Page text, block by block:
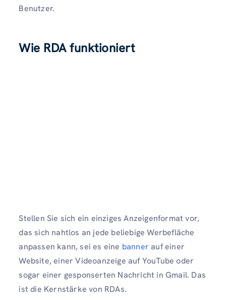
Benutzer.
Wie RDA funktioniert
Stellen Sie sich ein einziges Anzeigenformat vor,
das sich nahtlos an jede beliebige Werbefläche
anpassen kann, sei es eine banner auf einer
Website, einer Videoanzeige auf YouTube oder
sogar einer gesponserten Nachricht in Gmail. Das
ist die Kernstärke von RDAs.